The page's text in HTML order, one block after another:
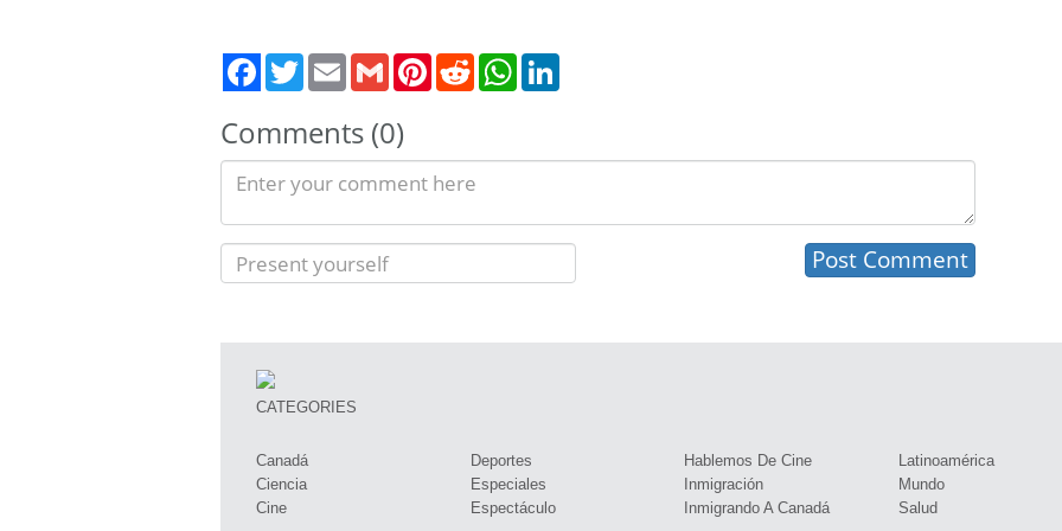
TwitterEmail Gmail PinterestRedditWhatsApp
Comments (0)
CATEGORIES
Canadá
Ciencia
Cine
Deportes
Especiales
Espectáculo
Hablemos De Cine
Inmigración
Inmigrando A Canadá
Latinoamérica
Mundo
Salud